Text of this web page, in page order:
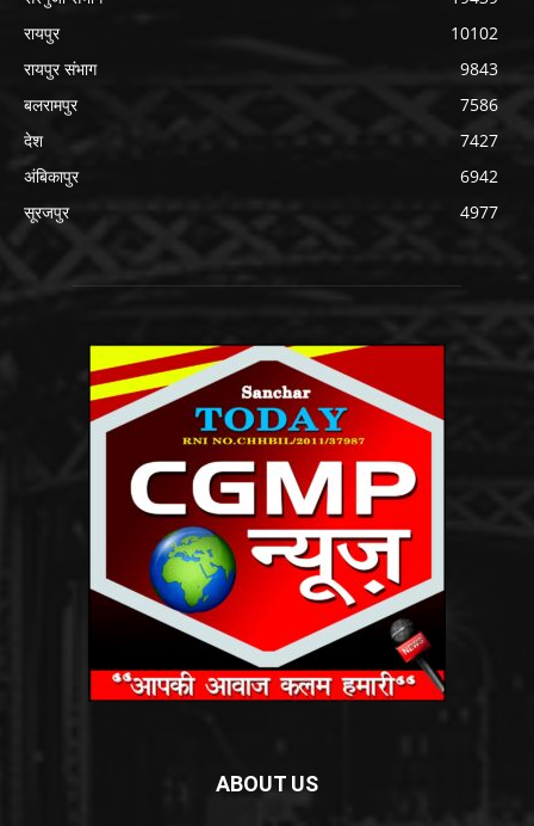
रायपुर
10102
रायपुर संभाग
9843
बलरामपुर
7586
देश
7427
अंबिकापुर
6942
सूरजपुर
4977
ABOUT US